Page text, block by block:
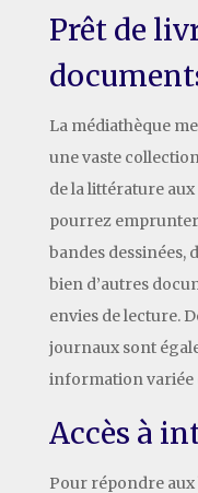
Prêt de
La médiathèque
une vaste
de la littérature
pourrez emprunter
bandes dessinées,
bien d’autres
envies de lecture.
journaux sont
information variée
Accès à
Pour répondre aux